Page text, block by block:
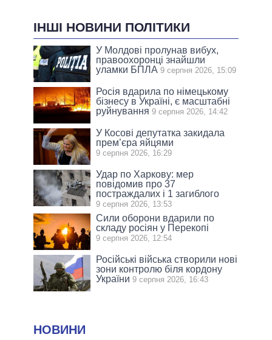
ІНШІ НОВИНИ ПОЛІТИКИ
У Молдові пролунав вибух,
правоохоронці знайшли
уламки БПЛА 9 серпня 2026, 15:09
Росія вдарила по німецькому
бізнесу в Україні, є масштабні
руйнування 9 серпня 2026, 14:42
У Косові депутатка закидала
прем’єра яйцями
9 серпня 2026, 16:29
Удар по Харкову: мер
повідомив про 37
постраждалих і 1 загиблого
9 серпня 2026, 13:53
Сили оборони вдарили по
складу росіян у Перекопі
9 серпня 2026, 12:54
Російські війська створили нові
зони контролю біля кордону
України 9 серпня 2026, 16:43
НОВИНИ